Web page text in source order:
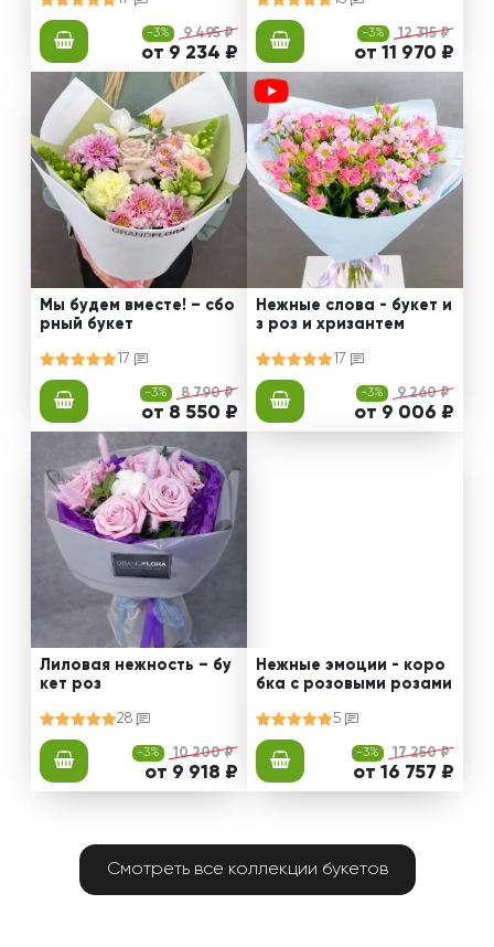
-3% 9 495 ₽
от 9 234 ₽
-3% 12 315 ₽
от 11 970 ₽
Мы будем вместе! – сбо
рный букет
17
-3% 8 790 ₽
от 8 550 ₽
Нежные слова - букет и
з роз и хризантем
17
-3% 9 260 ₽
от 9 006 ₽
Лиловая нежность – бу
кет роз
28
-3% 10 200 ₽
от 9 918 ₽
Нежные эмоции - коро
бка с розовыми розами
5
-3% 17 250 ₽
от 16 757 ₽
Смотреть все коллекции букетов